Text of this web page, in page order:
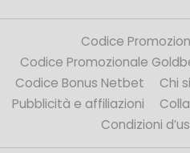
Codice
Codice Promozionale
Codice Bonus Netbet
Chi
Pubblicità e affiliazioni
Condizioni